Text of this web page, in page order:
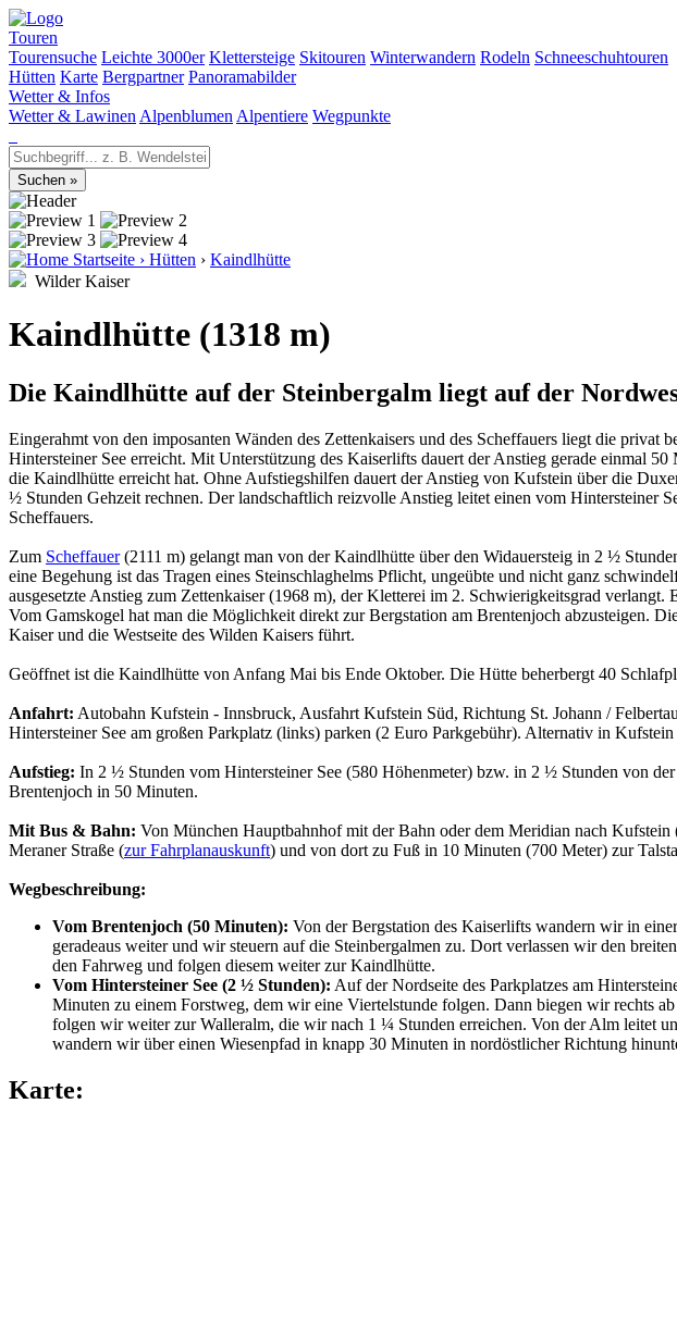
Touren
Tourensuche Leichte 3000er Klettersteige Skitouren Winterwandern Rodeln Schneeschuhtouren
Hütten Karte Bergpartner Panoramabilder
Wetter & Infos
Wetter & Lawinen Alpenblumen Alpentiere Wegpunkte
Startseite › Hütten › Kaindlhütte
Wilder Kaiser
Kaindlhütte (1318 m)
Die Kaindlhütte auf der Steinbergalm liegt auf der
Eingerahmt von den imposanten Wänden des Zettenkaisers und des Scheffauers liegt die
Hintersteiner See erreicht. Mit Unterstützung des Kaiserlifts dauert der Anstieg gerade einmal
die Kaindlhütte erreicht hat. Ohne Aufstiegshilfen dauert der Anstieg von Kufstein über die
½ Stunden Gehzeit rechnen. Der landschaftlich reizvolle Anstieg leitet einen vom Hintersteiner
Scheffauers.
Zum Scheffauer(2111 m) gelangt man von der Kaindlhütte über den Widauersteig in 2 ½
eine Begehung ist das Tragen eines Steinschlaghelms Pflicht, ungeübte und nicht ganz
ausgesetzte Anstieg zum Zettenkaiser (1968 m), der Kletterei im 2. Schwierigkeitsgrad
Vom Gamskogel hat man die Möglichkeit direkt zur Bergstation am Brentenjoch abzusteigen.
Kaiser und die Westseite des Wilden Kaisers führt.
Geöffnet ist die Kaindlhütte von Anfang Mai bis Ende Oktober. Die Hütte beherbergt 40
Anfahrt: Autobahn Kufstein - Innsbruck, Ausfahrt Kufstein Süd, Richtung St. Johann /
Hintersteiner See am großen Parkplatz (links) parken (2 Euro Parkgebühr). Alternativ in
Aufstieg: In 2 ½ Stunden vom Hintersteiner See (580 Höhenmeter) bzw. in 2 ½ Stunden von
Brentenjoch in 50 Minuten.
Mit Bus & Bahn: Von München Hauptbahnhof mit der Bahn oder dem Meridian nach Kufstein
Meraner Straße (zur Fahrplanauskunft) und von dort zu Fuß in 10 Minuten (700 Meter) zur
Wegbeschreibung:
Vom Brentenjoch (50 Minuten): Von der Bergstation des Kaiserlifts wandern wir in
geradeaus weiter und wir steuern auf die Steinbergalmen zu. Dort verlassen wir den
den Fahrweg und folgen diesem weiter zur Kaindlhütte.
Vom Hintersteiner See (2 ½ Stunden): Auf der Nordseite des Parkplatzes am
Minuten zu einem Forstweg, dem wir eine Viertelstunde folgen. Dann biegen wir rechts
folgen wir weiter zur Walleralm, die wir nach 1 ¼ Stunden erreichen. Von der Alm leitet
wandern wir über einen Wiesenpfad in knapp 30 Minuten in nordöstlicher Richtung
Karte: